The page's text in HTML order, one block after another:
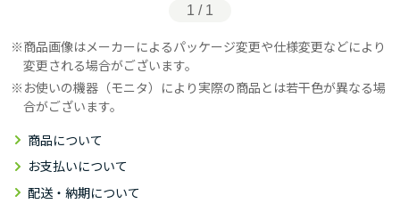
1 / 1
商品画像はメーカーによるパッケージ変更や仕様変更などにより
変更される場合がございます。
お使いの機器（モニタ）により実際の商品とは若干色が異なる場
合がございます。
商品について
お支払いについて
配送・納期について